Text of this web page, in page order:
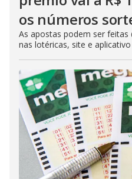
os números
As apostas podem ser feitas
nas lotéricas, site e aplicativo